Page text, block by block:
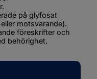
på glyfosat
motsvarande).
föreskrifter och
behörighet.